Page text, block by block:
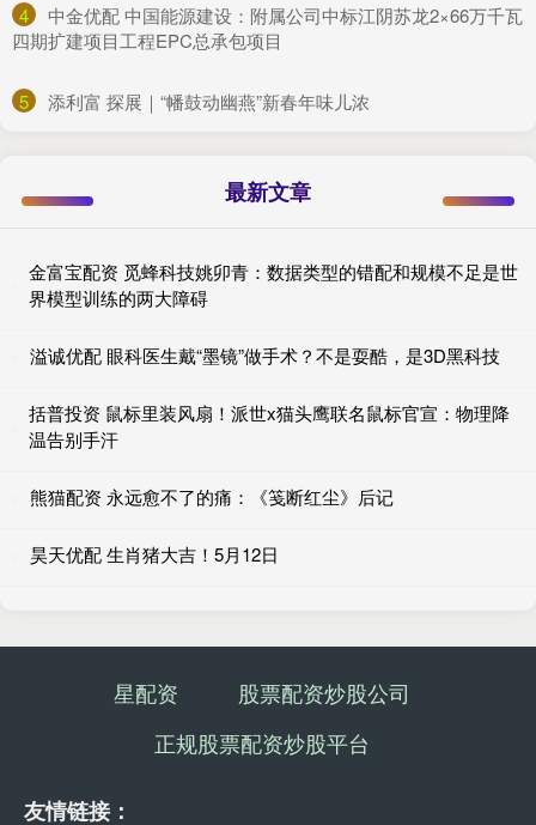
4
​中金优配 中国能源建设：附属公司中标江阴苏龙2×66万千瓦
四期扩建项目工程EPC总承包项目
5 ​添利富 探展｜“幡鼓动幽燕”新春年味儿浓
最新文章
金富宝配资 觅蜂科技姚卯青：数据类型的错配和规模不足是世
界模型训练的两大障碍
溢诚优配 眼科医生戴“墨镜”做手术？不是耍酷，是3D黑科技
括普投资 鼠标里装风扇！派世x猫头鹰联名鼠标官宣：物理降
温告别手汗
熊猫配资 永远愈不了的痛：《笺断红尘》后记
昊天优配 生肖猪大吉！5月12日
星配资
股票配资炒股公司
正规股票配资炒股平台
友情链接：